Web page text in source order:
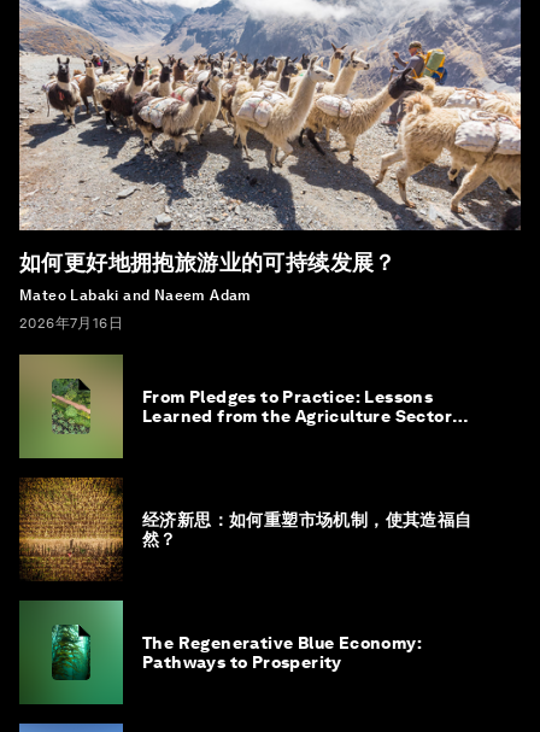
如何更好地拥抱旅游业的可持续发展？
Mateo Labaki and Naeem Adam
2026年7月16日
From Pledges to Practice: Lessons
Learned from the Agriculture Sector
经济新思：如何重塑市场机制，使其造福自
然？
The Regenerative Blue Economy:
Pathways to Prosperity